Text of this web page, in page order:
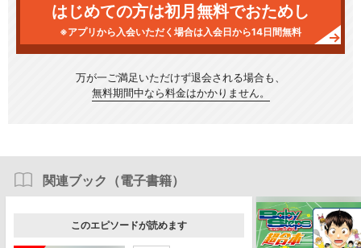
はじめての方は初月無料でおためし
※アプリから入会いただく場合は入会日から14日間無料
万が一ご満足いただけず退会される場合も、
無料期間中なら料金はかかりません。
関連ブック（電子書籍）
このエピソードが読めます